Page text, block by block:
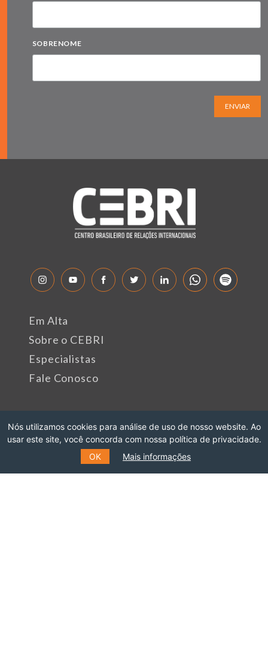
SOBRENOME
ENVIAR
Gávea, Rio de Janeiro - RJ
Cep: 22451-047
Fone: +55 (21) 99627-2758
Em Alta
Sobre o CEBRI
Especialistas
Fale Conosco
Nós utilizamos cookies para análise de uso de nosso website. Ao
usar este site, você concorda com nossa política de privacidade.
OK
Mais informações